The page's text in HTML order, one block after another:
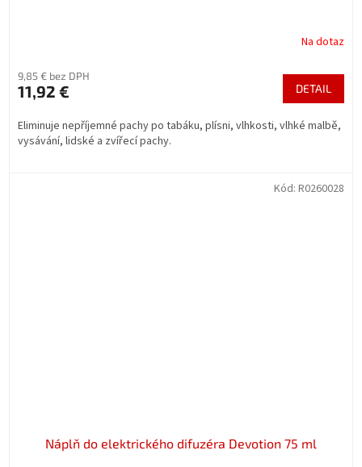
Na dotaz
9,85 € bez DPH
11,92 € DETAIL
Eliminuje nepříjemné pachy po tabáku, plísni, vlhkosti, vlhké malbě,
vysávání, lidské a zvířecí pachy.
Náplň do elektrického difuzéra Devotion 75 ml
Kód: R0260028